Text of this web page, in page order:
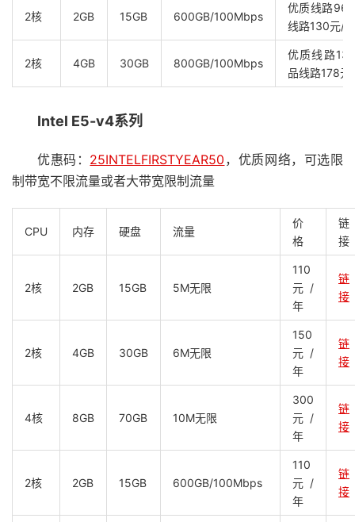
2核 2GB 15GB 600GB/100Mbps
优质线路96
线路130元/年
2核 4GB 30GB 800GB/100Mbps
优质线路
品线路178元
Intel E5-v4系列
优惠码： 25INTELFIRSTYEAR50 ，优质网络，可选限
制带宽不限流量或者大带宽限制流量
CPU 内存 硬盘 流量
价
格
链
接
2核 2GB 15GB 5M无限
110
元/
年
链
接
2核 4GB 30GB 6M无限
150
元/
年
链
接
4核 8GB 70GB 10M无限
300
元/
年
链
接
2核 2GB 15GB 600GB/100Mbps
110
元/
年
链
接